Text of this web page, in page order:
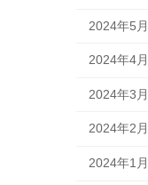
2024年5月
2024年4月
2024年3月
2024年2月
2024年1月